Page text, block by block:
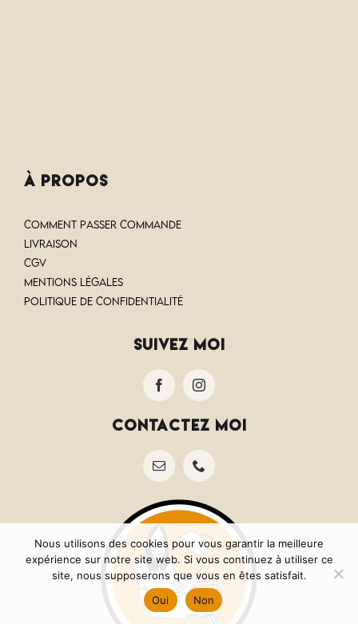
à PROPOS
COMMENT PASSER COMMANDE
LIVRAISON
CGV
Mentions Légales
Politique de confidentialité
suivez moi
contactez moi
Nous utilisons des cookies pour vous garantir la meilleure
expérience sur notre site web. Si vous continuez à utiliser ce
site, nous supposerons que vous en êtes satisfait.
Oui
Non